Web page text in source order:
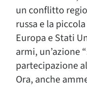
un conflitto
russa e la
Europa e Stati
armi, un’azione
partecipazione
Ora, anche